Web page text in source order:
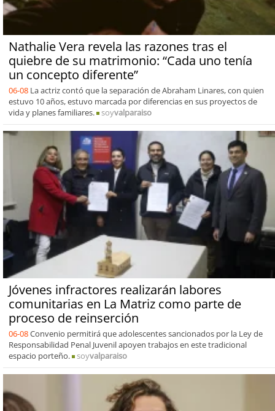
Nathalie Vera revela las razones tras el
quiebre de su matrimonio: “Cada uno tenía
un concepto diferente”
06-08 La actriz contó que la separación de Abraham Linares, con quien
estuvo 10 años, estuvo marcada por diferencias en sus proyectos de
vida y planes familiares.
soyvalparaiso
Jóvenes infractores realizarán labores
comunitarias en La Matriz como parte de
proceso de reinserción
06-08Convenio permitirá que adolescentes sancionados por la Ley de
Responsabilidad Penal Juvenil apoyen trabajos en este tradicional
espacio porteño.
soyvalparaiso